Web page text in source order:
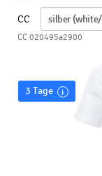
CC
CC 020495a2900
3 Tage